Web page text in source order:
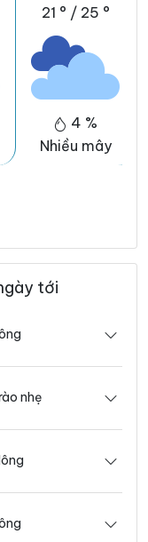
21 ° / 25 °
4 %
Nhiều mây
tới
nhẹ